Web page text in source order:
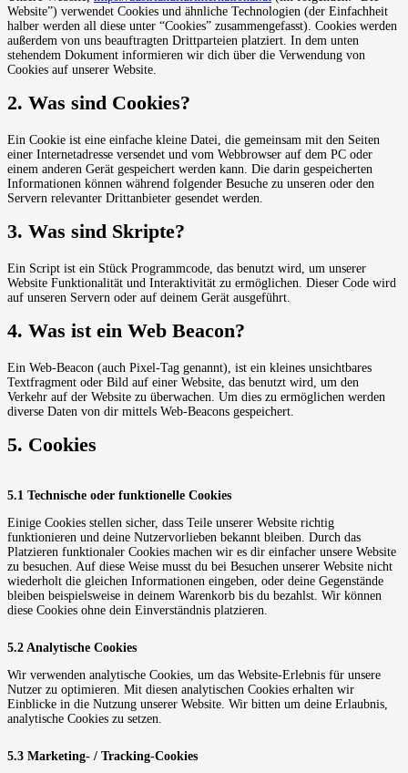
Website”) verwendet Cookies und ähnliche Technologien (der Einfachheit
halber werden all diese unter “Cookies” zusammengefasst). Cookies werden
außerdem von uns beauftragten Drittparteien platziert. In dem unten
stehendem Dokument informieren wir dich über die Verwendung von
Cookies auf unserer Website.
2. Was sind Cookies?
Ein Cookie ist eine einfache kleine Datei, die gemeinsam mit den Seiten
einer Internetadresse versendet und vom Webbrowser auf dem PC oder
einem anderen Gerät gespeichert werden kann. Die darin gespeicherten
Informationen können während folgender Besuche zu unseren oder den
Servern relevanter Drittanbieter gesendet werden.
3. Was sind Skripte?
Ein Script ist ein Stück Programmcode, das benutzt wird, um unserer
Website Funktionalität und Interaktivität zu ermöglichen. Dieser Code wird
auf unseren Servern oder auf deinem Gerät ausgeführt.
4. Was ist ein Web Beacon?
Ein Web-Beacon (auch Pixel-Tag genannt), ist ein kleines unsichtbares
Textfragment oder Bild auf einer Website, das benutzt wird, um den
Verkehr auf der Website zu überwachen. Um dies zu ermöglichen werden
diverse Daten von dir mittels Web-Beacons gespeichert.
5. Cookies
5.1 Technische oder funktionelle Cookies
Einige Cookies stellen sicher, dass Teile unserer Website richtig
funktionieren und deine Nutzervorlieben bekannt bleiben. Durch das
Platzieren funktionaler Cookies machen wir es dir einfacher unsere Website
zu besuchen. Auf diese Weise musst du bei Besuchen unserer Website nicht
wiederholt die gleichen Informationen eingeben, oder deine Gegenstände
bleiben beispielsweise in deinem Warenkorb bis du bezahlst. Wir können
diese Cookies ohne dein Einverständnis platzieren.
5.2 Analytische Cookies
Wir verwenden analytische Cookies, um das Website-Erlebnis für unsere
Nutzer zu optimieren. Mit diesen analytischen Cookies erhalten wir
Einblicke in die Nutzung unserer Website. Wir bitten um deine Erlaubnis,
analytische Cookies zu setzen.
5.3 Marketing- / Tracking-Cookies